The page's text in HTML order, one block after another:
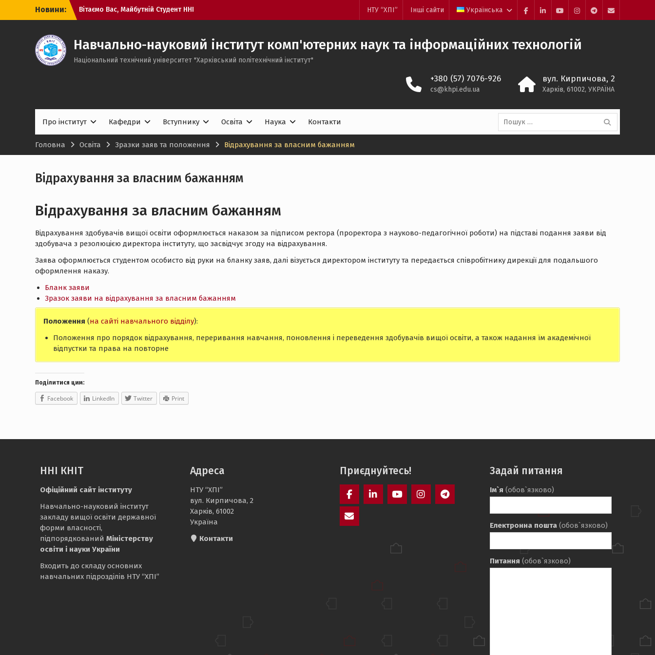
Новини:
Вітаємо Вас, Майбутній Студент ННІ
КНІТ!
Випускники бакалаврату ННІ КНІТ НТУ
«ХПІ» отримали дипломи!
FacebookLinkedInYouTubeInstagramTelegram
E-
НТУ “ХПІ” Інші сайти Українська
Навчально-науковий інститут комп'ютерних наук та інформаційних технологій
Національний технічний університет "Харківський політехнічний інститут"
+380 (57) 7076-926
cs@khpi.edu.ua
вул. Кирпичова, 2
Харків, 61002, УКРАЇНА
Про інститут Кафедри Вступнику Освіта Наука Контакти
Пошук:
Головна Освіта Зразки заяв та положення Відрахування за власним бажанням
Відрахування за власним бажанням
Відрахування за власним бажанням
Відрахування здобувачів вищої освіти оформлюється наказом за підписом ректора (проректора з науково-педагогічної роботи) на підставі подання заяви від
здобувача з резолюцією директора інституту, що засвідчує згоду на відрахування.
Заява оформлюється студентом особисто від руки на бланку заяв, далі візується директором інституту та передається співробітнику дирекції для подальшого
оформлення наказу.
Бланк заяви
Зразок заяви на відрахування за власним бажанням
Положення (на сайті навчального відділу):
Положення про порядок відрахування, переривання навчання, поновлення і переведення здобувачів вищої освіти, а також надання їм академічної
відпустки та права на повторне
Поділитися цим:
Facebook LinkedIn Twitter Print
ННІ КНІТ
Офіційний сайт інституту
Навчально-науковий інститут
закладу вищої освіти державної
форми власності,
підпорядкований Міністерству
освіти і науки України
Входить до складу основних
навчальних підрозділів НТУ “ХПІ”
Адреса
НТУ “ХПІ”
вул. Кирпичова, 2
Харків, 61002
Україна
Контакти
Приєднуйтесь!
Facebook
Задай питання
Ім`я (обов`язково)
Електронна пошта (обов`язково)
Питання (обов`язково)